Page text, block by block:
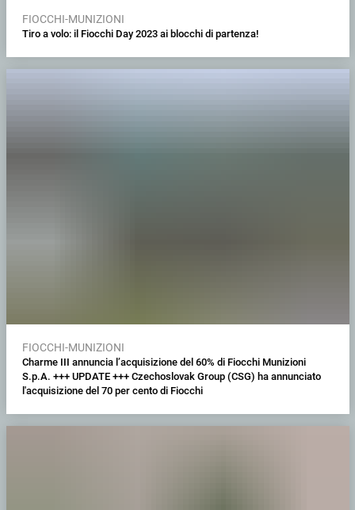
FIOCCHI-MUNIZIONI
Tiro a volo: il Fiocchi Day 2023 ai blocchi di partenza!
FIOCCHI-MUNIZIONI
Charme III annuncia l’acquisizione del 60% di Fiocchi Munizioni
S.p.A. +++ UPDATE +++ Czechoslovak Group (CSG) ha annunciato
l'acquisizione del 70 per cento di Fiocchi